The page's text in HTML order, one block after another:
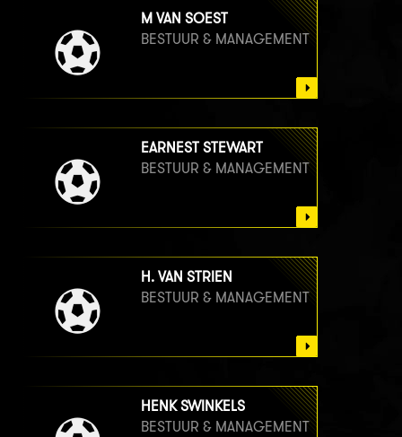
M VAN SOEST
BESTUUR & MANAGEMENT
EARNEST STEWART
BESTUUR & MANAGEMENT
H. VAN STRIEN
BESTUUR & MANAGEMENT
HENK SWINKELS
BESTUUR & MANAGEMENT